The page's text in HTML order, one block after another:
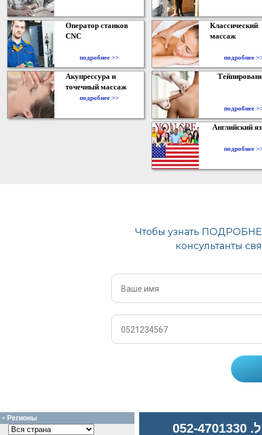
Оператор станков
CNC
подробнее >>
Классический
массаж
подробнее
Акупрессура и
точечный массаж
подробнее >>
подробнее
Английский
подробнее
Регионы